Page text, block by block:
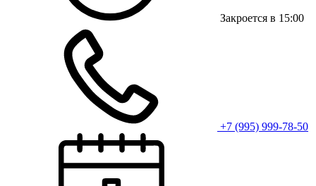
Закроется в 15:00
+7 (995) 999-78-50